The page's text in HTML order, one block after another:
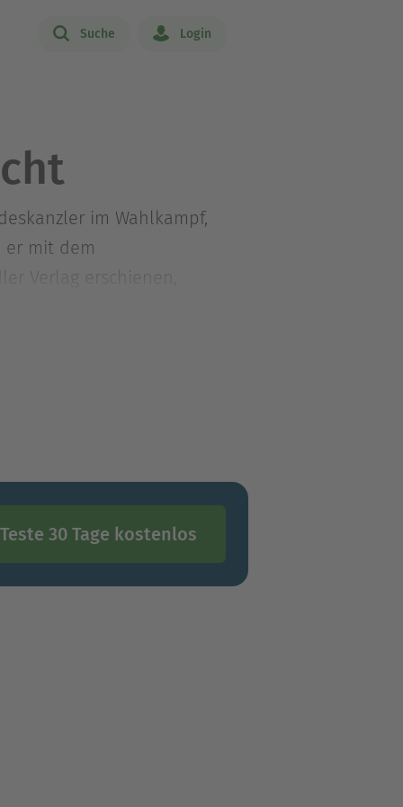
Suche Login
im Wahlkampf,
er mit dem
Verlag erschienen,
Teste 30 Tage kostenlos